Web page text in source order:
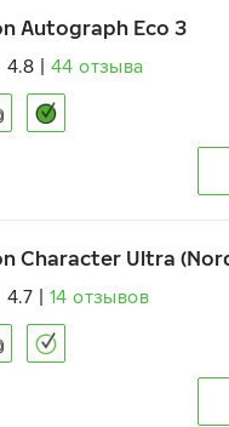
Autograph Eco 3
4.8 44 отзыва
Character Ultra
4.7 14 отзывов